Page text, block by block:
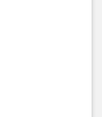
802.11ac Wave 2